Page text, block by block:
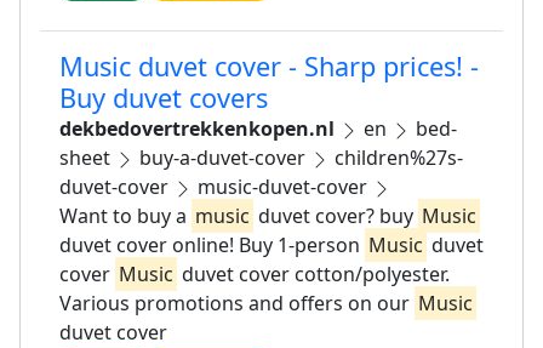
Music duvet cover - Sharp prices! -
Buy duvet covers
dekbedovertrekkenkopen.nl en
bed-
sheet
buy-a-duvet-cover
children%27s-
duvet-cover
music-duvet-cover
Want to buy a music duvet cover? buy Music
duvet cover online! Buy 1-person Music duvet
cover Music duvet cover cotton/polyester.
Various promotions and offers on our Music
duvet cover